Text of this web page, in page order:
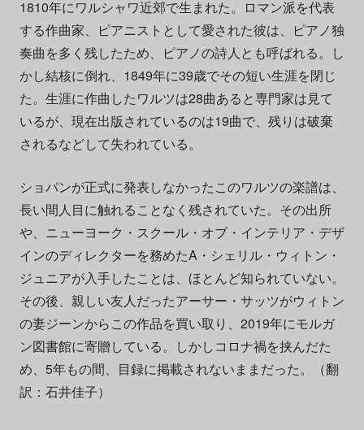
1810年にワルシャワ近郊で生まれた。ロマン派を代表
する作曲家、ピアニストとして愛された彼は、ピアノ独
奏曲を多く残したため、ピアノの詩人とも呼ばれる。し
かし結核に倒れ、1849年に39歳でその短い生涯を閉じ
た。生涯に作曲したワルツは28曲あると専門家は見て
いるが、現在出版されているのは19曲で、残りは破棄
されるなどして失われている。
ショパンが正式に発表しなかったこのワルツの楽譜は、
長い間人目に触れることなく残されていた。その出所
や、ニューヨーク・スクール・オブ・インテリア・デザ
インのディレクターを務めたA・シェリル・ウィトン・
ジュニアが入手したことは、ほとんど知られていない。
その後、親しい友人だったアーサー・サッツがウィトン
の妻ジーンからこの作品を買い取り、2019年にモルガ
ン図書館に寄贈している。しかしコロナ禍を挟んだた
め、5年もの間、目録に掲載されないままだった。（翻
訳：石井佳子）